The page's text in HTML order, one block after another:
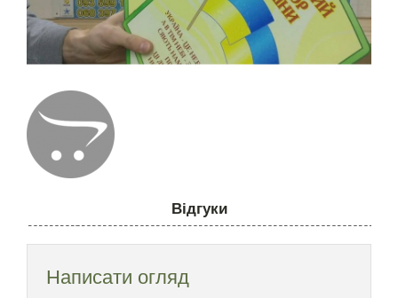
Відгуки
Написати огляд